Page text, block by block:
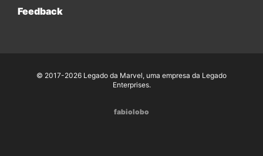
Feedback
© 2017-2026 Legado da Marvel, uma empresa da Legado
Enterprises.
fabiolobo